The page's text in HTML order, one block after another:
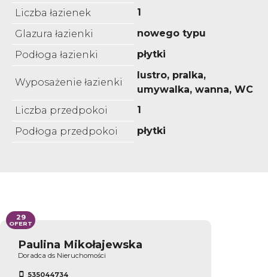
Liczba łazienek
1
Glazura łazienki
nowego typu
Podłoga łazienki
płytki
Wyposażenie łazienki
lustro, pralka,
umywalka, wanna, WC
Liczba przedpokoi
1
Podłoga przedpokoi
płytki
Paulina Mikołajewska
Doradca ds Nieruchomości
535044734
29
OFERT